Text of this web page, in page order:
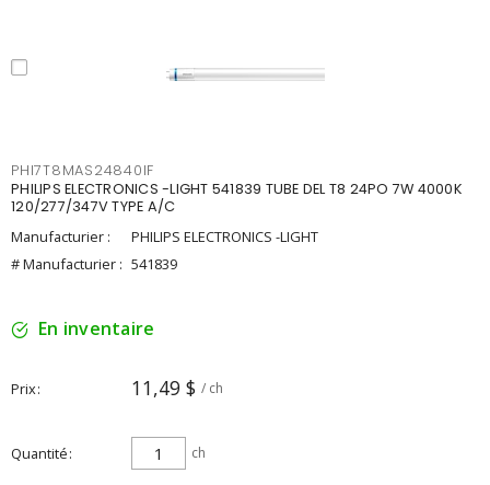
PHI7T8MAS24840IF
PHILIPS ELECTRONICS -LIGHT 541839 TUBE DEL T8 24PO 7W 4000K
120/277/347V TYPE A/C
Manufacturier :
PHILIPS ELECTRONICS -LIGHT
# Manufacturier : 541839
En inventaire
Prix 11,49 $ / ch
Quantité ch